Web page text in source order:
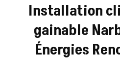
Installation
gainable
Énergies